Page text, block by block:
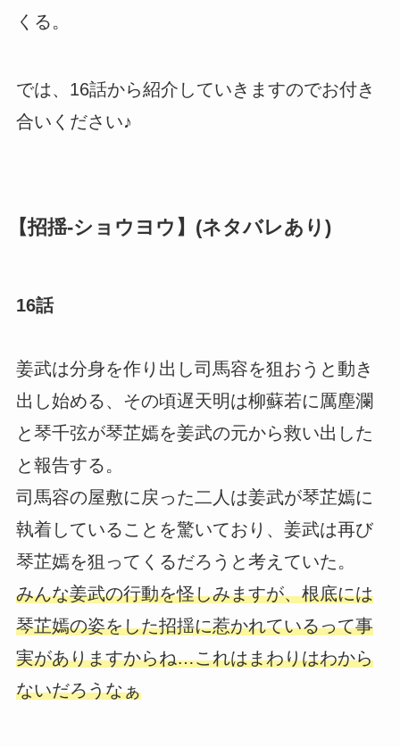
くる。
では、16話から紹介していきますのでお付き
合いください♪
【招揺-ショウヨウ】(ネタバレあり)
16話
姜武は分身を作り出し司馬容を狙おうと動き
出し始める、その頃遅天明は柳蘇若に厲塵瀾
と琴千弦が琴芷嫣を姜武の元から救い出した
と報告する。
司馬容の屋敷に戻った二人は姜武が琴芷嫣に
執着していることを驚いており、姜武は再び
琴芷嫣を狙ってくるだろうと考えていた。
みんな姜武の行動を怪しみますが、根底には
琴芷嫣の姿をした招揺に惹かれているって事
実がありますからね…これはまわりはわから
ないだろうなぁ